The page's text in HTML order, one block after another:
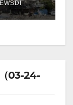
03-24-